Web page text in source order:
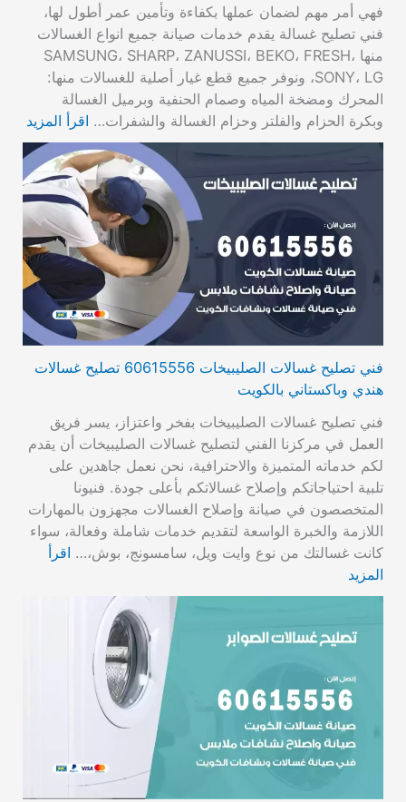
فهي أمر مهم لضمان عملها بكفاءة وتأمين عمر أطول لها،
فني تصليح غسالة يقدم خدمات صيانة جميع انواع الغسالات
منها SAMSUNG، SHARP، ZANUSSI، BEKO، FRESH،
SONY، LG، ونوفر جميع قطع غيار أصلية للغسالات منها:
المحرك ومضخة المياه وصمام الحنفية وبرميل الغسالة
وبكرة الحزام والفلتر وحزام الغسالة والشفرات… اقرأ المزيد
فني تصليح غسالات الصليبيخات 60615556 تصليح غسالات
هندي وباكستاني بالكويت
فني تصليح غسالات الصليبيخات بفخر واعتزاز، يسر فريق
العمل في مركزنا الفني لتصليح غسالات الصليبيخات أن يقدم
لكم خدماته المتميزة والاحترافية، نحن نعمل جاهدين على
تلبية احتياجاتكم وإصلاح غسالاتكم بأعلى جودة. فنيونا
المتخصصون في صيانة وإصلاح الغسالات مجهزون بالمهارات
اللازمة والخبرة الواسعة لتقديم خدمات شاملة وفعالة، سواء
كانت غسالتك من نوع وايت ويل، سامسونج، بوش،… اقرأ
المزيد